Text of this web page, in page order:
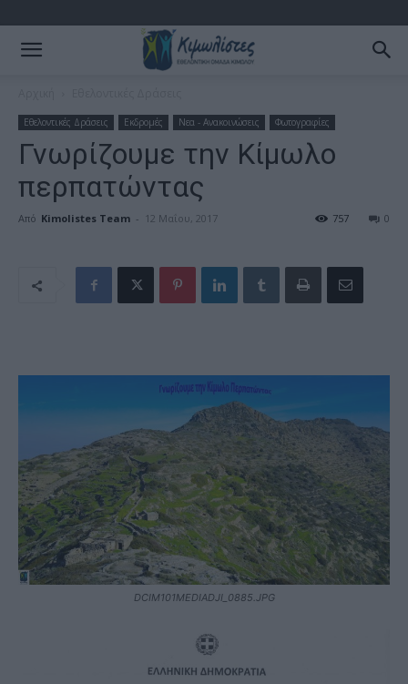
Εθελοντικές Δράσεις Εκδρομές Νεα - Ανακοινώσεις Φωτογραφίες
Γνωρίζουμε την Κίμωλο
περπατώντας
Από Kimolistes Team - 12 Μαΐου, 2017 0
757
DCIM101MEDIADJI_0885.JPG